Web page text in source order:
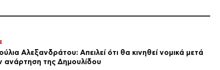
TRAVEL
Αλεξανδράτου: Απειλεί ότι θα κινηθεί νομικά μετά
ανάρτηση της Δημουλίδου